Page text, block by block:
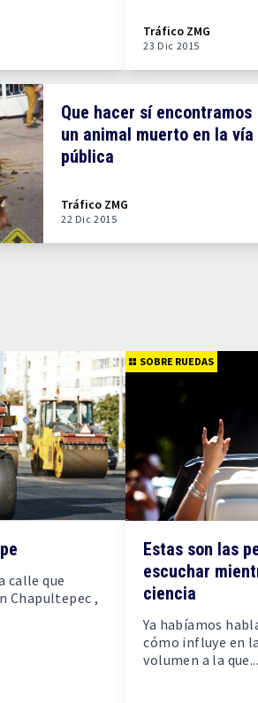
Tráfico ZMG
23 Dic 2015
Que hacer sí encontramos
un animal muerto en la vía
pública
Tráfico ZMG
22 Dic 2015
calle que
Chapultepec ,
SOBRE RUEDAS
Estas son las
escuchar
ciencia
Ya habíamos
cómo influye en
volumen a la que...